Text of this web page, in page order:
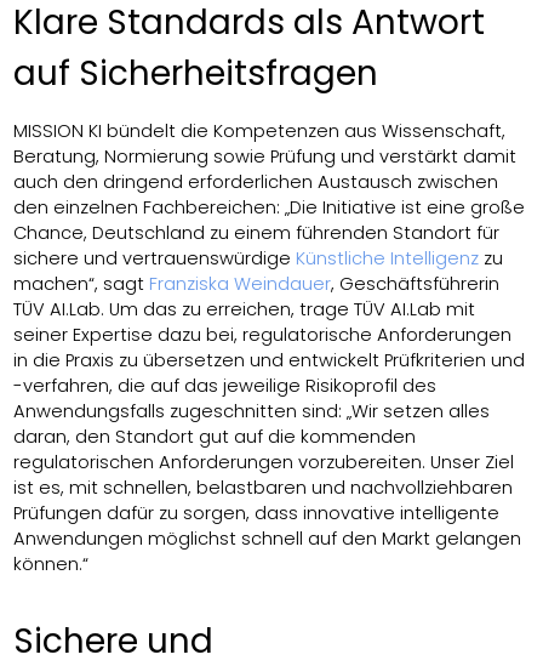
Klare Standards als Antwort
auf Sicherheitsfragen
MISSION KI bündelt die Kompetenzen aus Wissenschaft,
Beratung, Normierung sowie Prüfung und verstärkt damit
auch den dringend erforderlichen Austausch zwischen
den einzelnen Fachbereichen: „Die Initiative ist eine große
Chance, Deutschland zu einem führenden Standort für
sichere und vertrauenswürdige Künstliche Intelligenz zu
machen“, sagt Franziska Weindauer, Geschäftsführerin
TÜV AI.Lab. Um das zu erreichen, trage TÜV AI.Lab mit
seiner Expertise dazu bei, regulatorische Anforderungen
in die Praxis zu übersetzen und entwickelt Prüfkriterien und
-verfahren, die auf das jeweilige Risikoprofil des
Anwendungsfalls zugeschnitten sind: „Wir setzen alles
daran, den Standort gut auf die kommenden
regulatorischen Anforderungen vorzubereiten. Unser Ziel
ist es, mit schnellen, belastbaren und nachvollziehbaren
Prüfungen dafür zu sorgen, dass innovative intelligente
Anwendungen möglichst schnell auf den Markt gelangen
können.“
Sichere und